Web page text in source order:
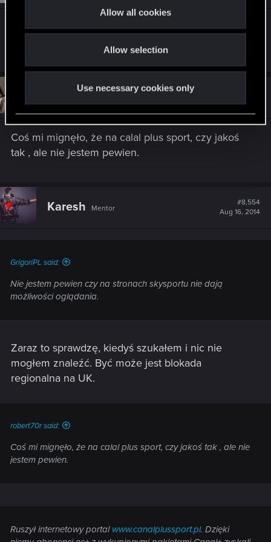
Allow all cookies
Allow selection
Use necessary cookies only
Nie jestem pewien czy na stronach skysportu nie
Coś mi mignęło, że na calal plus sport, czy jakoś
tak , ale nie jestem pewien.
Karesh Mentor
#8,554
Aug 16, 2014
GrigoriPL said:
Nie jestem pewien czy na stronach skysportu nie dają
możliwości oglądania.
Zaraz to sprawdzę, kiedyś szukałem i nic nie
mogłem znaleźć. Być może jest blokada
regionalna na UK.
robert70r said:
Coś mi mignęło, że na calal plus sport, czy jakoś tak , ale nie
jestem pewien.
Ruszył internetowy portal www.canalplussport.pl. Dzięki